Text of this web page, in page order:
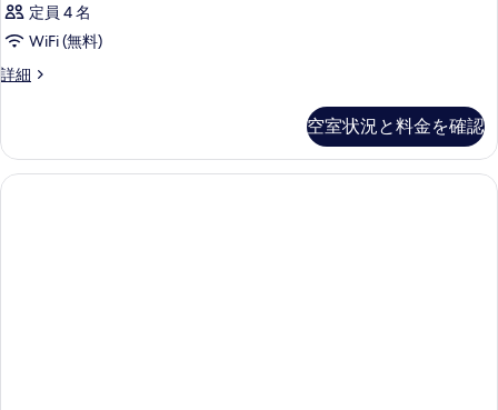
定員 4 名
WiFi (無料)
詳細
客
細
空室状況と料金を確認